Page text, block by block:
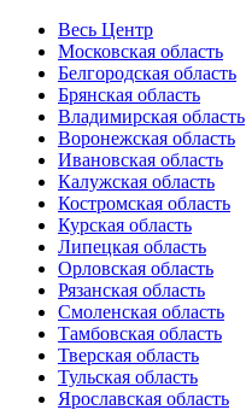
Весь Центр
Московская область
Белгородская область
Брянская область
Владимирская область
Воронежская область
Ивановская область
Калужская область
Костромская область
Курская область
Липецкая область
Орловская область
Рязанская область
Смоленская область
Тамбовская область
Тверская область
Тульская область
Ярославская область